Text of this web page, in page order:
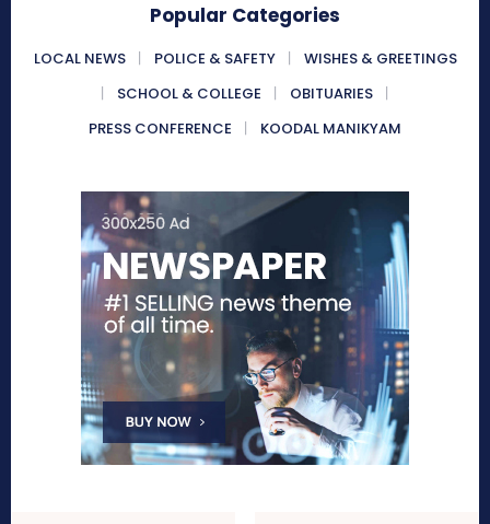
Popular Categories
LOCAL NEWS POLICE & SAFETY
WISHES & GREETINGS
SCHOOL & COLLEGE
OBITUARIES
PRESS CONFERENCE
KOODAL MANIKYAM